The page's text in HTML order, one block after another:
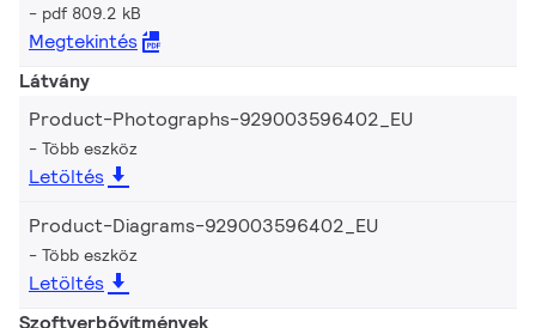
pdf 809.2 kB
Megtekintés
Látvány
Product-Photographs-929003596402_EU
Több eszköz
Letöltés
Product-Diagrams-929003596402_EU
Több eszköz
Letöltés
Szoftverbővítmények